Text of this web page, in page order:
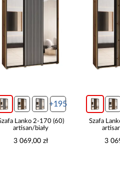
+195
Szafa Lanko 2-170 (60)
artisan/czarny
3 069,00 zł